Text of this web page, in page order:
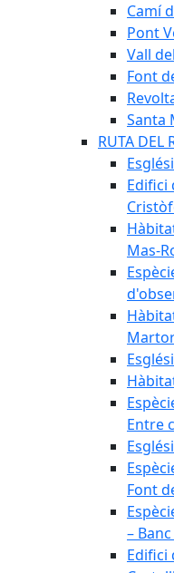
Camí
Pont
Vall
Font
Santa
RUTA DEL
Edifici
Mas-
Entre
Font
–
Edifici